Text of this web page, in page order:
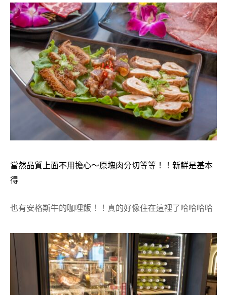
當然品質上面不用擔心～原塊肉分切等等！！新鮮是基本
得
也有安格斯牛的咖哩飯！！真的好像住在這裡了哈哈哈哈